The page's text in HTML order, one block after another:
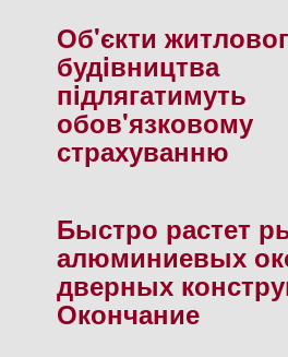
Об'єкти
будiвництва
пiдлягатимуть
обов'язковому
страхуванню
Быстро растет
алюминиевых
дверных
Окончание